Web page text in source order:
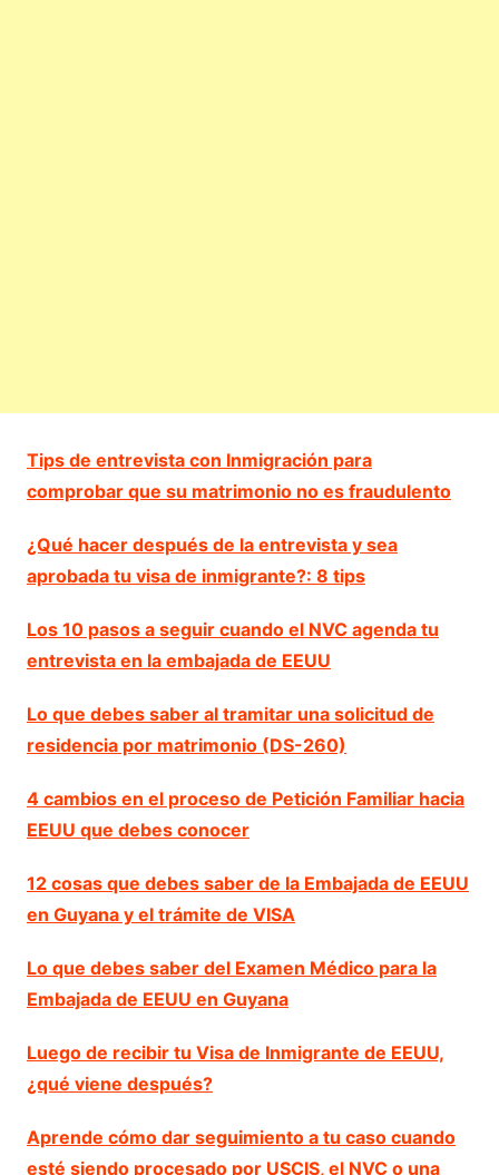
Tips de entrevista con Inmigración para
comprobar que su matrimonio no es fraudulento
¿Qué hacer después de la entrevista y sea
aprobada tu visa de inmigrante?: 8 tips
Los 10 pasos a seguir cuando el NVC agenda tu
entrevista en la embajada de EEUU
Lo que debes saber al tramitar una solicitud de
residencia por matrimonio (DS-260)
4 cambios en el proceso de Petición Familiar hacia
EEUU que debes conocer
12 cosas que debes saber de la Embajada de EEUU
en Guyana y el trámite de VISA
Lo que debes saber del Examen Médico para la
Embajada de EEUU en Guyana
Luego de recibir tu Visa de Inmigrante de EEUU,
¿qué viene después?
Aprende cómo dar seguimiento a tu caso cuando
esté siendo procesado por USCIS, el NVC o una